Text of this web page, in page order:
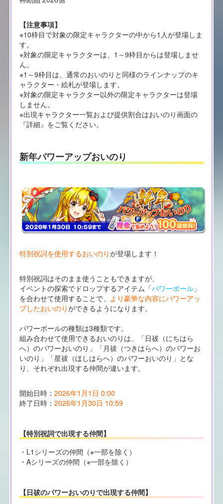
【注意事項】
※10枠目で対象の限定キャラクターの中から1人が登場しま
す。
※対象の限定キャラクターは、1～9枠目からは登場しませ
ん。
※1～9枠目は、通常のおいのりと同様のラインナップのキ
ャラクター・絵札が登場します。
※対象の限定キャラクター以外の限定キャラクターは登場
しません。
※出現キャラクター一覧および提供割合はおいのり画面の
『詳細』をご覧ください。
新年パワーアップおいのり
特別祝詞を使用するおいのりが登場します！
特別祝詞はそのまま使うこともできますが、
イベントの探索でドロップするアイテム「パワーボール」
を合わせて使用することで、 より豪華な内容にパワーアッ
プしたおいのりができるようになります。
パワーボールの種類は3種類です。
組み合わせて使用できるおいのりは、「日祓（にちはら
へ）のパワーおいのり」「月祓（つきはらへ）のパワーお
いのり」「星祓（ほしはらへ）のパワーおいのり」とな
り、それぞれ出現する仲間が違います。
開始日時： 2026年1月1日 0:00
終了日時： 2026年1月30日 10:59
【特別祝詞で出現する仲間】
・L1シリーズの仲間（※一部を除く）
・Aシリーズの仲間（※一部を除く）
【日祓のパワーおいのりで出現する仲間】